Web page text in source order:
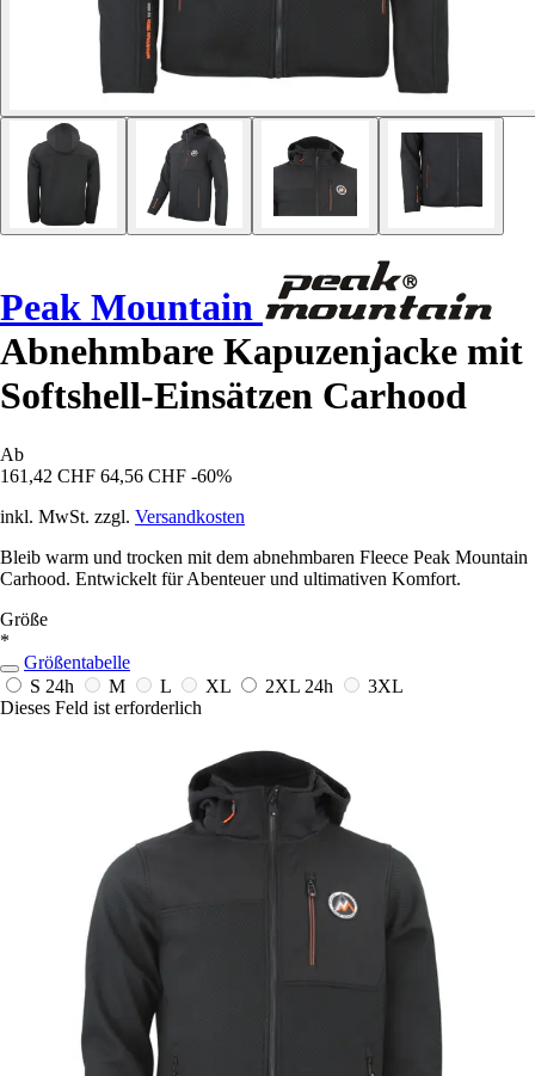
Peak Mountain
Abnehmbare Kapuzenjacke mit
Softshell-Einsätzen Carhood
Ab
161,42 CHF 64,56 CHF -60%
inkl. MwSt. zzgl. Versandkosten
Bleib warm und trocken mit dem abnehmbaren Fleece Peak Mountain
Carhood. Entwickelt für Abenteuer und ultimativen Komfort.
Größe
*
Größentabelle
S 24h M L XL 2XL 24h
3XL
Dieses Feld ist erforderlich